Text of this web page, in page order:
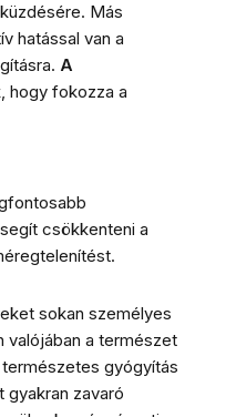
Más
hatással van a
A
hogy fokozza a
segít csökkenteni a
sokan személyes
valójában a természet
gyógyítás
gyakran zavaró